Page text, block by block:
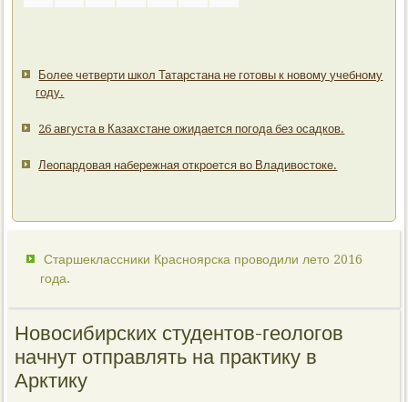
Более четверти школ Татарстана не готовы к новому учебному
году.
26 августа в Казахстане ожидается погода без осадков.
Леопардовая набережная откроется во Владивостоке.
Старшеклассники Красноярска проводили лето 2016
года.
Новосибирских студентов-геологов
начнут отправлять на практику в
Арктику